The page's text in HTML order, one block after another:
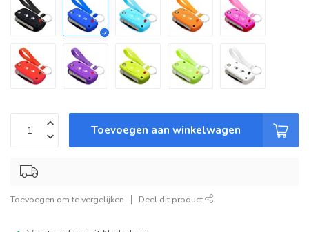
Toevoegen aan winkelwagen
Toevoegen om te vergelijken Deel dit product